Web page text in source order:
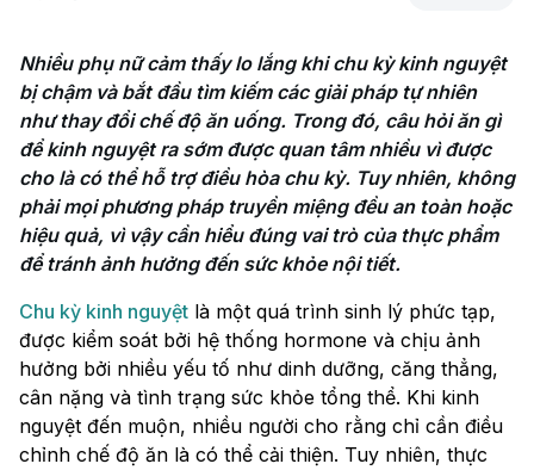
Chữ lớn
Nhiều phụ nữ cảm thấy lo lắng khi chu kỳ kinh nguyệt
bị chậm và bắt đầu tìm kiếm các giải pháp tự nhiên
như thay đổi chế độ ăn uống. Trong đó, câu hỏi ăn gì
để kinh nguyệt ra sớm được quan tâm nhiều vì được
cho là có thể hỗ trợ điều hòa chu kỳ. Tuy nhiên, không
phải mọi phương pháp truyền miệng đều an toàn hoặc
hiệu quả, vì vậy cần hiểu đúng vai trò của thực phẩm
để tránh ảnh hưởng đến sức khỏe nội tiết.
Chu kỳ kinh nguyệt là một quá trình sinh lý phức tạp,
được kiểm soát bởi hệ thống hormone và chịu ảnh
hưởng bởi nhiều yếu tố như dinh dưỡng, căng thẳng,
cân nặng và tình trạng sức khỏe tổng thể. Khi kinh
nguyệt đến muộn, nhiều người cho rằng chỉ cần điều
chỉnh chế độ ăn là có thể cải thiện. Tuy nhiên, thực